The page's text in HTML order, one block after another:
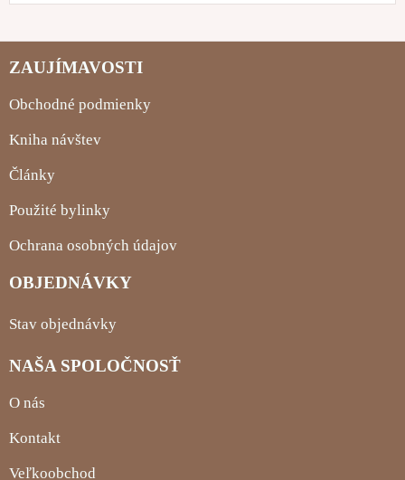
ZAUJÍMAVOSTI
Obchodné podmienky
Kniha návštev
Články
Použité bylinky
Ochrana osobných údajov
OBJEDNÁVKY
Stav objednávky
NAŠA SPOLOČNOSŤ
O nás
Kontakt
Veľkoobchod